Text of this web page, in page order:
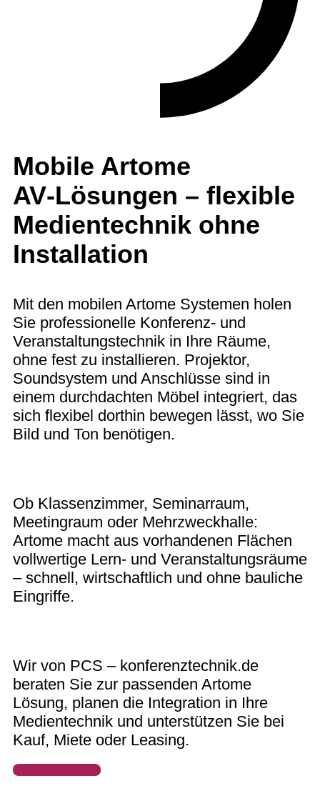
Mobile Artome
AV‑Lösungen – flexible
Medientechnik ohne
Installation
Mit den mobilen Artome Systemen holen
Sie professionelle Konferenz- und
Veranstaltungstechnik in Ihre Räume,
ohne fest zu installieren. Projektor,
Soundsystem und Anschlüsse sind in
einem durchdachten Möbel integriert, das
sich flexibel dorthin bewegen lässt, wo Sie
Bild und Ton benötigen.
Ob Klassenzimmer, Seminarraum,
Meetingraum oder Mehrzweckhalle:
Artome macht aus vorhandenen Flächen
vollwertige Lern‑ und Veranstaltungsräume
– schnell, wirtschaftlich und ohne bauliche
Eingriffe.
Wir von PCS – konferenztechnik.de
beraten Sie zur passenden Artome
Lösung, planen die Integration in Ihre
Medientechnik und unterstützen Sie bei
Kauf, Miete oder Leasing.
Запитайте зараз